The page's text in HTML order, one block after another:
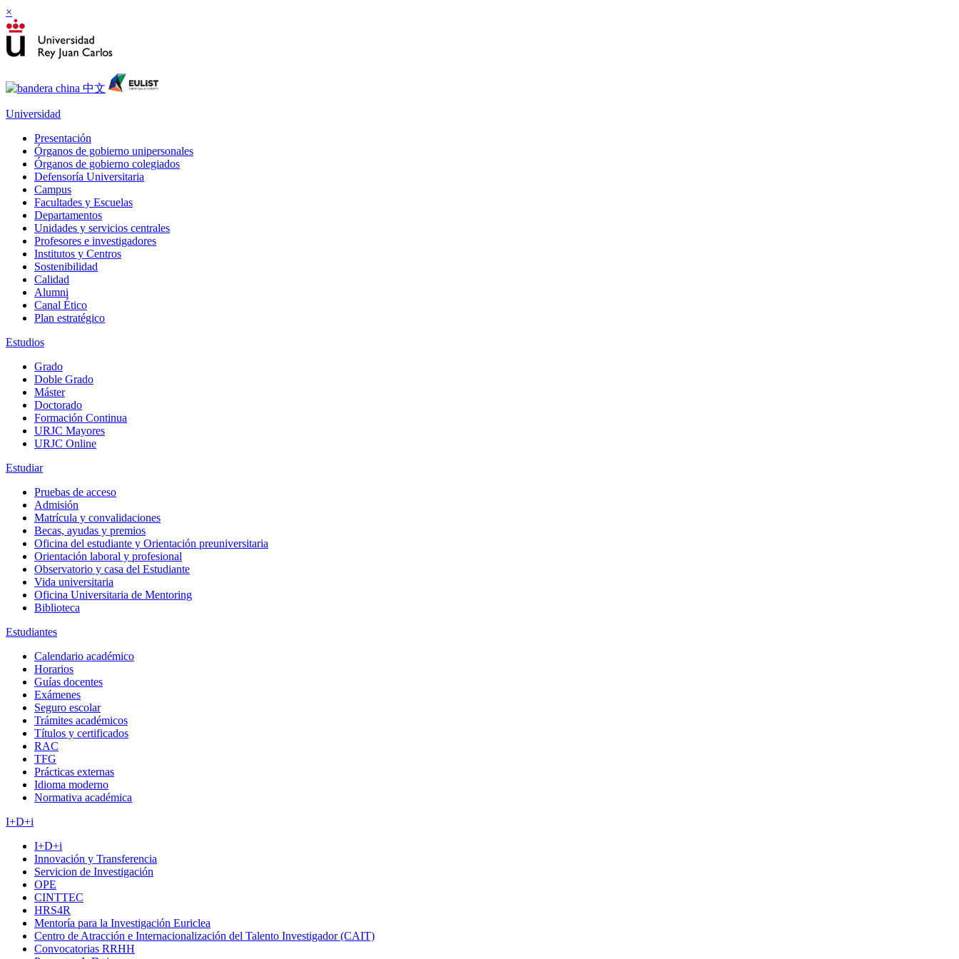
×
Universidad
Presentación
Órganos de gobierno unipersonales
Órganos de gobierno colegiados
Defensoría Universitaria
Campus
Facultades y Escuelas
Departamentos
Unidades y servicios centrales
Profesores e investigadores
Institutos y Centros
Sostenibilidad
Calidad
Alumni
Canal Ético
Plan estratégico
Estudios
Grado
Doble Grado
Máster
Doctorado
Formación Continua
URJC Mayores
URJC Online
Estudiar
Pruebas de acceso
Admisión
Matrícula y convalidaciones
Becas, ayudas y premios
Oficina del estudiante y Orientación preuniversitaria
Orientación laboral y profesional
Observatorio y casa del Estudiante
Vida universitaria
Oficina Universitaria de Mentoring
Biblioteca
Estudiantes
Calendario académico
Horarios
Guías docentes
Exámenes
Seguro escolar
Trámites académicos
Títulos y certificados
RAC
TFG
Prácticas externas
Idioma moderno
Normativa académica
I+D+i
I+D+i
Innovación y Transferencia
Servicion de Investigación
OPE
CINTTEC
HRS4R
Mentoría para la Investigación Euriclea
Centro de Atracción e Internacionalización del Talento Investigador (CAIT)
Convocatorias RRHH